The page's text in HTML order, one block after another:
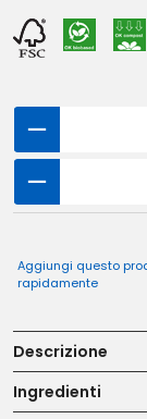
Aggiungi questo
rapidamente
Descrizione
Ingredienti